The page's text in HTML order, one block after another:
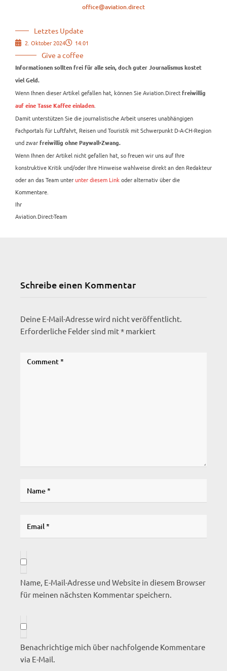
office@aviation.direct
Letztes Update
2. Oktober 2024 14:01
Give a coffee
Informationen sollten frei für alle sein, doch guter Journalismus kostet
viel Geld.
Wenn Ihnen dieser Artikel gefallen hat, können Sie Aviation.Direct freiwillig
auf eine Tasse Kaffee einladen.
Damit unterstützen Sie die journalistische Arbeit unseres unabhängigen
Fachportals für Luftfahrt, Reisen und Touristik mit Schwerpunkt D-A-CH-Region
und zwar freiwillig ohne Paywall-Zwang.
Wenn Ihnen der Artikel nicht gefallen hat, so freuen wir uns auf Ihre
konstruktive Kritik und/oder Ihre Hinweise wahlweise direkt an den Redakteur
oder an das Team unterunter diesem Linkoder alternativ über die
Kommentare.
Ihr
Aviation.Direct-Team
Schreibe einen Kommentar
Deine E-Mail-Adresse wird nicht veröffentlicht.
Erforderliche Felder sind mit* markiert
Name, E-Mail-Adresse und Website in diesem Browser
für meinen nächsten Kommentar speichern.
Benachrichtige mich über nachfolgende Kommentare
via E-Mail.